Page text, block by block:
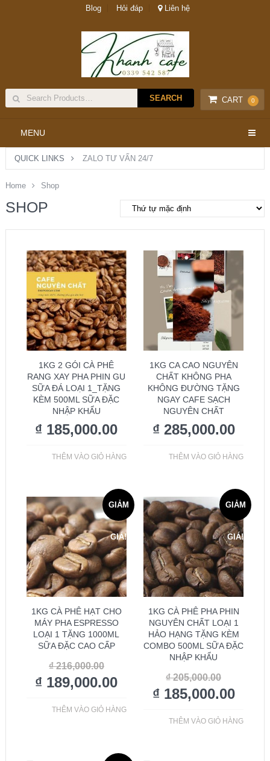
Blog Hỏi đáp Liên hệ
CART 0
MENU
QUICK LINKS ZALO TƯ VẤN 24/7
Home Shop
SHOP
1KG 2 GÓI CÀ PHÊ
RANG XAY PHA PHIN GU
SỮA ĐÁ LOẠI 1_TẶNG
KÈM 500ML SỮA ĐẶC
NHẬP KHẨU
₫ 185,000.00
THÊM VÀO GIỎ HÀNG
1KG CA CAO NGUYÊN
CHẤT KHÔNG PHA
KHÔNG ĐƯỜNG TẶNG
NGAY CAFE SẠCH
NGUYÊN CHẤT
₫285,000.00
THÊM VÀO GIỎ HÀNG
GIẢM
GIÁ!
1KG CÀ PHÊ HẠT CHO
MÁY PHA ESPRESSO
LOẠI 1 TẶNG 1000ML
SỮA ĐẶC CAO CẤP
₫216,000.00
₫ 189,000.00
THÊM VÀO GIỎ HÀNG
GIẢM
GIÁ!
1KG CÀ PHÊ PHA PHIN
NGUYÊN CHẤT LOẠI 1
HẢO HẠNG TẶNG KÈM
COMBO 500ML SỮA ĐẶC
NHẬP KHẨU
₫205,000.00
₫185,000.00
THÊM VÀO GIỎ HÀNG